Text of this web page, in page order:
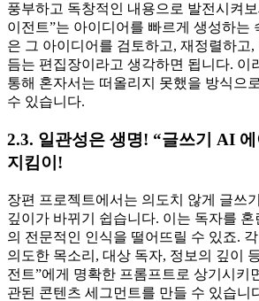
풍부하고 독창적인 내용으로 발전시켜
이전트”는 아이디어를 빠르게 생성하는
은 그 아이디어를 검토하고, 재정렬하고
듬는 편집장이라고 생각하면 됩니다. 이
통해 혼자서는 떠올리지 못했을 방식으
수 있습니다.
2.3. 일관성은 생명! “글쓰기 AI
지킴이!
장편 프로젝트에서는 의도치 않게 글쓰
깊이가 바뀌기 쉽습니다. 이는 독자를
의 전문적인 인식을 떨어뜨릴 수 있죠.
의도한 목소리, 대상 독자, 정보의 깊이
전트”에게 명확한 프롬프트로 상기시키
관된 콘텐츠 세그먼트를 만들 수 있습니